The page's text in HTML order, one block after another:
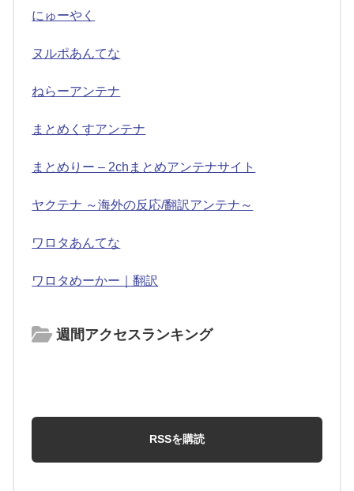
にゅーやく
ヌルポあんてな
ねらーアンテナ
まとめくすアンテナ
まとめりー – 2chまとめアンテナサイト
ヤクテナ ～海外の反応/翻訳アンテナ～
ワロタあんてな
ワロタめーかー｜翻訳
週間アクセスランキング